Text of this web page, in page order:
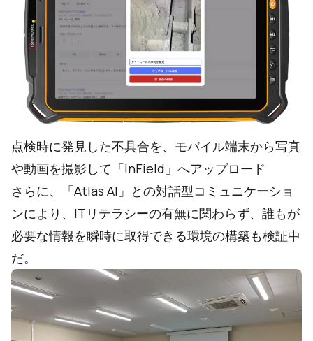
点検時に発見した不具合を、モバイル端末から写真
や動画を撮影して「InField」へアップロード
さらに、「Atlas AI」との対話型コミュニケーショ
ンにより、ITリテラシーの有無に関わらず、誰もが
必要な情報を瞬時に取得できる環境の構築も検証中
だ。